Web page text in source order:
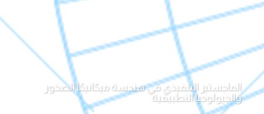
الماجستير التنفيذي في هندسة ميكانيكا الصخور
والجيولوجيا التطبيقية